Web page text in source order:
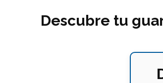
Descubre tu